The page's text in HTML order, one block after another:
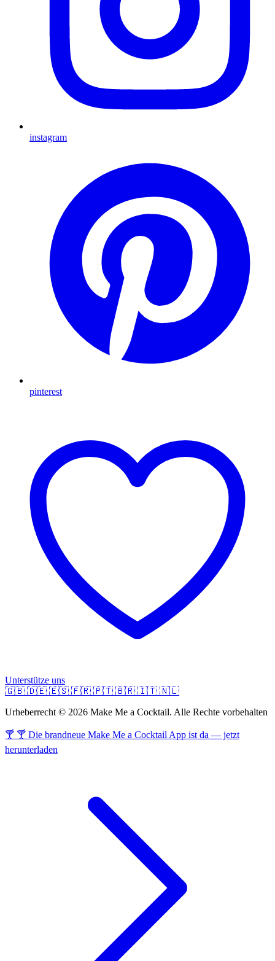
instagram
pinterest
Unterstütze uns
🇬🇧 🇩🇪 🇪🇸 🇫🇷 🇵🇹 🇧🇷 🇮🇹 🇳🇱
Urheberrecht © 2026 Make Me a Cocktail. Alle Rechte vorbehalten
🍸 🍸 Die brandneue Make Me a Cocktail App ist da — jetzt
herunterladen